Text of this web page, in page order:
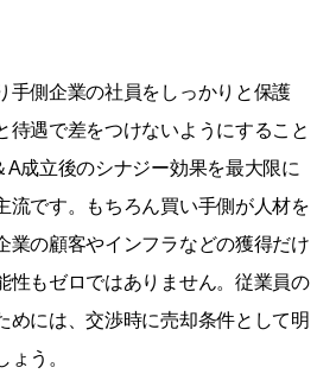
手側企業の社員をしっかりと保護
待遇で差をつけないようにすること
A成立後のシナジー効果を最大限に
流です。もちろん買い手側が人材を
業の顧客やインフラなどの獲得だけ
性もゼロではありません。従業員の
めには、交渉時に売却条件として明
う。